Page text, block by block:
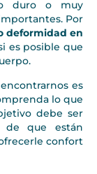
duro o muy
Por
deformidad en
es posible que
es
lo que
debe ser
de que están
confort